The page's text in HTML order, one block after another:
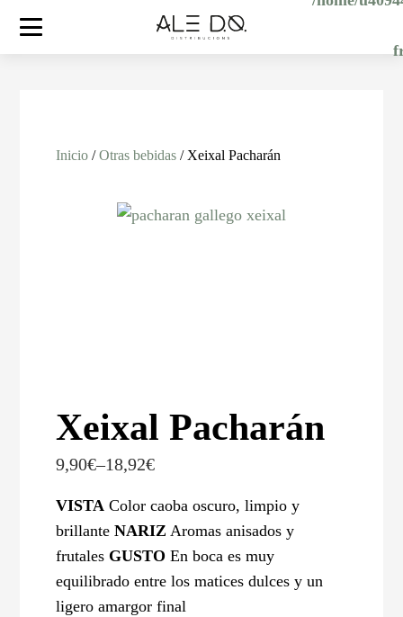
Inicio /Otras bebidas / Xeixal Pacharán
Xeixal Pacharán
9,90€–18,92€
VISTA Color caoba oscuro, limpio y
brillanteNARIZ Aromas anisados y
frutales GUSTO En boca es muy
equilibrado entre los matices dulces y un
ligero amargor final